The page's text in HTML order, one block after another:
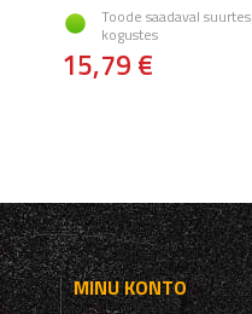
Toode saadaval suurtes
kogustes
15,79 €
MINU KONTO